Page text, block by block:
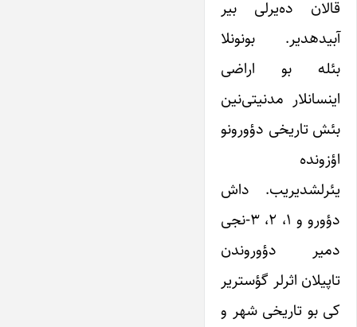
قالان ده‌یرلی بیر
آبیدهدیر. بونونلا
بئله بو اراضی
اینسانلار مدنیتی‌نین
بئش تاریخی دؤورونو
اؤزونده
یئرلشدیریب. داش
دؤورو و ۱، ۲، ۳-نجی
دمیر دؤوروندن
تاپیلان اثرلر گؤستریر
کی بو تاریخی شهر و